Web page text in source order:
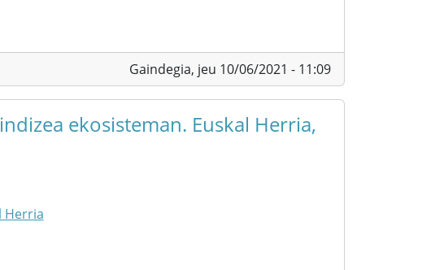
Gaindegia, jeu 10/06/2021 - 11:09
ekosisteman. Euskal Herria,
Herria